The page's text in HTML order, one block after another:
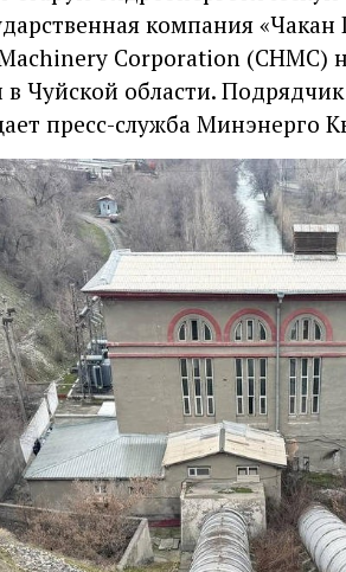
компания
Corporation (CHMC)
в Чуйской области.
пресс-служба Минэнерго